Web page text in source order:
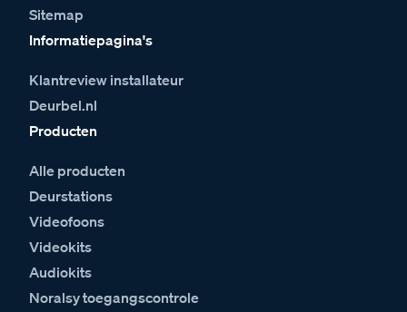
Sitemap
Informatiepagina's
Klantreview installateur
Deurbel.nl
Producten
Alle producten
Deurstations
Videofoons
Videokits
Audiokits
Noralsy toegangscontrole